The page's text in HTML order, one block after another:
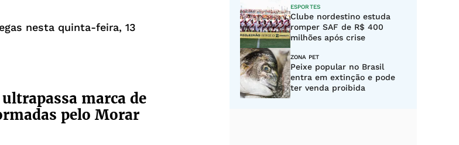
nesta quinta-feira, 13
marca de
pelo Morar
ESPORTES
Clube nordestino estuda
romper SAF de R$ 400
milhões após crise
ZONA PET
Peixe popular no Brasil
entra em extinção e pode
ter venda proibida